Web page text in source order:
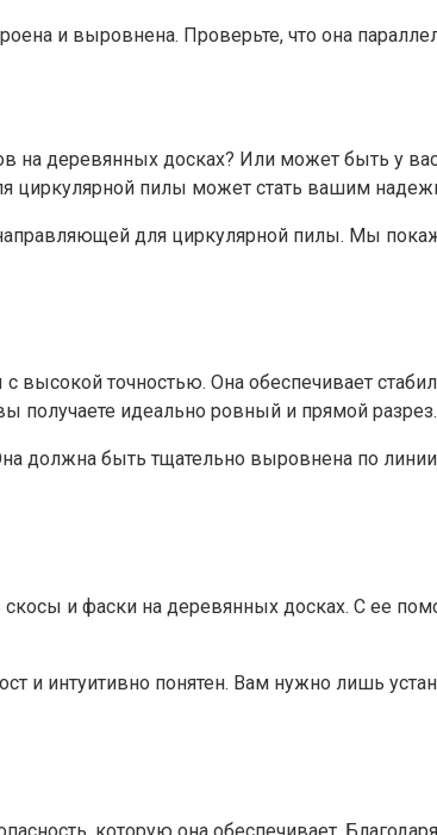
и выровнена. Проверьте, что она
деревянных досках? Или может быть у
циркулярной пилы может стать вашим
для циркулярной пилы. Мы
точностью. Она обеспечивает
получаете идеально ровный и прямой разрез.
должна быть тщательно выровнена по
и фаски на деревянных досках. С ее
и интуитивно понятен. Вам нужно лишь